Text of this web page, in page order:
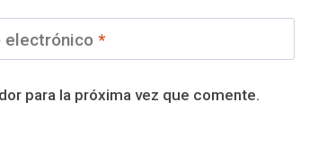
electrónico *
para la próxima vez que comente.